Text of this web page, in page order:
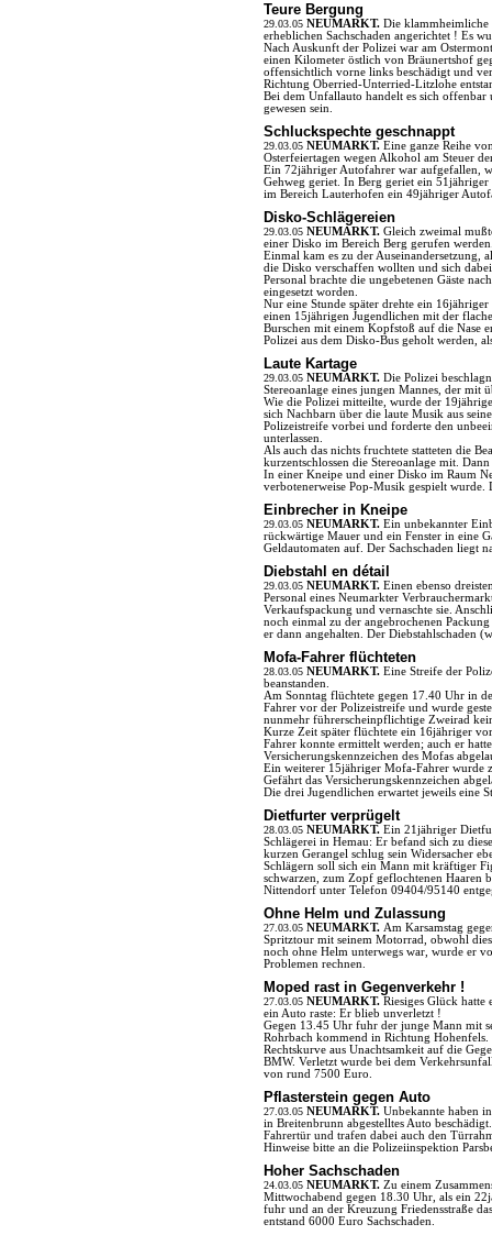
Teure Bergung
29.03.05 NEUMARKT. Die klammheimliche
erheblichen Sachschaden angerichtet ! Es
Nach Auskunft der Polizei war am
einen Kilometer östlich von Bräunertshof
offensichtlich vorne links beschädigt und
Richtung Oberried-Unterried-Litzlohe
Bei dem Unfallauto handelt es sich
gewesen sein.
Schluckspechte geschnappt
29.03.05 NEUMARKT. Eine ganze Reihe
Osterfeiertagen wegen Alkohol am Steuer
Ein 72jähriger Autofahrer war aufgefallen,
Gehweg geriet. In Berg geriet ein
im Bereich Lauterhofen ein 49jähriger
Disko-Schlägereien
29.03.05 NEUMARKT. Gleich zweimal
einer Disko im Bereich Berg gerufen
Einmal kam es zu der Auseinandersetzung,
die Disko verschaffen wollten und sich
Personal brachte die ungebetenen Gäste
eingesetzt worden.
Nur eine Stunde später drehte ein
einen 15jährigen Jugendlichen mit der
Burschen mit einem Kopfstoß auf die Nase
Polizei aus dem Disko-Bus geholt werden,
Laute Kartage
29.03.05 NEUMARKT. Die Polizei
Stereoanlage eines jungen Mannes, der mit
Wie die Polizei mitteilte, wurde der
sich Nachbarn über die laute Musik aus
Polizeistreife vorbei und forderte den
unterlassen.
Als auch das nichts fruchtete statteten die
kurzentschlossen die Stereoanlage mit.
In einer Kneipe und einer Disko im Raum
verbotenerweise Pop-Musik gespielt wurde.
Einbrecher in Kneipe
29.03.05 NEUMARKT. Ein unbekannter
rückwärtige Mauer und ein Fenster in eine
Geldautomaten auf. Der Sachschaden liegt
Diebstahl en détail
29.03.05 NEUMARKT. Einen ebenso
Personal eines Neumarkter
Verkaufspackung und vernaschte sie.
noch einmal zu der angebrochenen
er dann angehalten. Der Diebstahlschaden
Mofa-Fahrer flüchteten
28.03.05 NEUMARKT. Eine Streife der
beanstanden.
Am Sonntag flüchtete gegen 17.40 Uhr in
Fahrer vor der Polizeistreife und wurde
nunmehr führerscheinpflichtige Zweirad
Kurze Zeit später flüchtete ein 16jähriger
Fahrer konnte ermittelt werden; auch er
Versicherungskennzeichen des Mofas
Ein weiterer 15jähriger Mofa-Fahrer wurde
Gefährt das Versicherungskennzeichen
Die drei Jugendlichen erwartet jeweils eine
Dietfurter verprügelt
28.03.05 NEUMARKT. Ein 21jähriger
Schlägerei in Hemau: Er befand sich zu
kurzen Gerangel schlug sein Widersacher
Schlägern soll sich ein Mann mit kräftiger
schwarzen, zum Zopf geflochtenen Haaren
Nittendorf unter Telefon 09404/95140
Ohne Helm und Zulassung
27.03.05 NEUMARKT. Am Karsamstag
Spritztour mit seinem Motorrad, obwohl
noch ohne Helm unterwegs war, wurde er
Problemen rechnen.
Moped rast in Gegenverkehr !
27.03.05 NEUMARKT. Riesiges Glück
ein Auto raste: Er blieb unverletzt !
Gegen 13.45 Uhr fuhr der junge Mann mit
Rohrbach kommend in Richtung
Rechtskurve aus Unachtsamkeit auf die
BMW. Verletzt wurde bei dem
von rund 7500 Euro.
Pflasterstein gegen Auto
27.03.05 NEUMARKT. Unbekannte haben
in Breitenbrunn abgestelltes Auto
Fahrertür und trafen dabei auch den
Hinweise bitte an die Polizeiinspektion
Hoher Sachschaden
24.03.05 NEUMARKT. Zu einem
Mittwochabend gegen 18.30 Uhr, als ein
fuhr und an der Kreuzung Friedensstraße
entstand 6000 Euro Sachschaden.